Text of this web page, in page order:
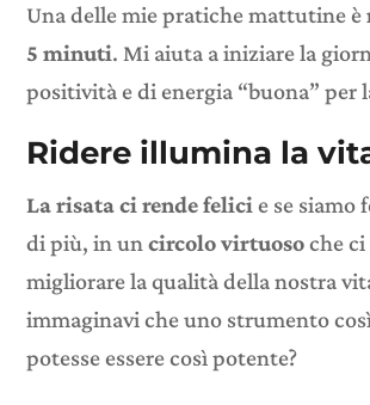
Una delle mie pratiche mattutine è
5 minuti. Mi aiuta a iniziare la
positività e di energia “buona” per
Ridere illumina la
La risata ci rende felici e se siamo
di più, in uncircolo virtuosoche
migliorare la qualità della nostra
immaginavi che uno strumento
potesse essere così potente?